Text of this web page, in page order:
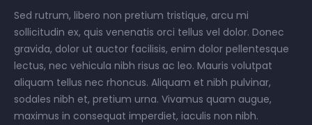
Sed rutrum, libero non pretium tristique, arcu mi
sollicitudin ex, quis venenatis orci tellus vel dolor. Donec
gravida, dolor ut auctor facilisis, enim dolor pellentesque
lectus, nec vehicula nibh risus ac leo. Mauris volutpat
aliquam tellus nec rhoncus. Aliquam et nibh pulvinar,
sodales nibh et, pretium urna. Vivamus quam augue,
maximus in consequat imperdiet, iaculis non nibh.